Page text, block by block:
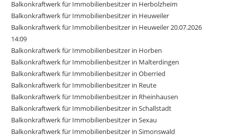
Balkonkraftwerk für Immobilienbesitzer in Herbolzheim
Balkonkraftwerk für Immobilienbesitzer in Heuweiler
Balkonkraftwerk für Immobilienbesitzer in Heuweiler 20.07.2026
14:09
Balkonkraftwerk für Immobilienbesitzer in Horben
Balkonkraftwerk für Immobilienbesitzer in Malterdingen
Balkonkraftwerk für Immobilienbesitzer in Oberried
Balkonkraftwerk für Immobilienbesitzer in Reute
Balkonkraftwerk für Immobilienbesitzer in Rheinhausen
Balkonkraftwerk für Immobilienbesitzer in Schallstadt
Balkonkraftwerk für Immobilienbesitzer in Sexau
Balkonkraftwerk für Immobilienbesitzer in Simonswald